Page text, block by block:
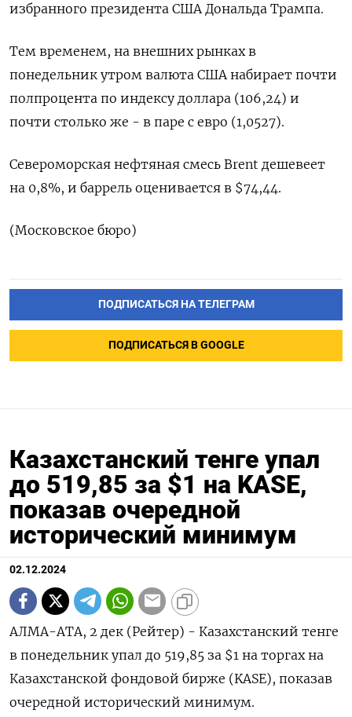
избранного президента США Дональда Трампа.
Тем временем, на внешних рынках в
понедельник утром валюта США набирает почти
полпроцента по индексу доллара (106,24) и
почти столько же - в паре с евро (1,0527).
Североморская нефтяная смесь Brent дешевеет
на 0,8%, и баррель оценивается в $74,44.
(Московское бюро)
ПОДПИСАТЬСЯ НА ТЕЛЕГРАМ
ПОДПИСАТЬСЯ В GOOGLE
Казахстанский тенге упал
до 519,85 за $1 на KASE,
показав очередной
исторический минимум
02.12.2024
АЛМА-АТА, 2 дек (Рейтер) - Казахстанский тенге
в понедельник упал до 519,85 за $1 на торгах на
Казахстанской фондовой бирже (KASE), показав
очередной исторический минимум.